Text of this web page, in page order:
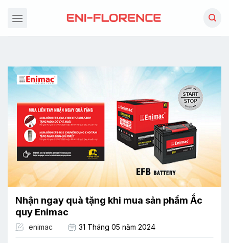
đến
dung
Nhận ngay quà tặng khi mua sản phẩm Ắc
quy Enimac
enimac 31 Tháng 05 năm 2024